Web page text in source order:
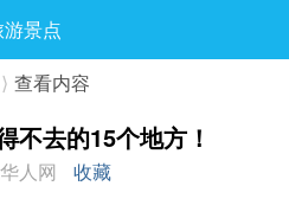
最新发表
景点
⟩ 查看内容
不去的15个地方！
人网
收藏